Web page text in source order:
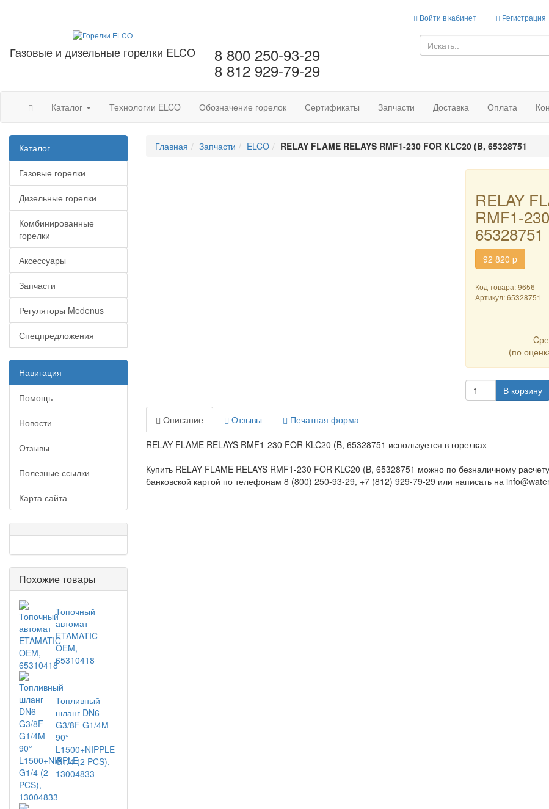
Газовые и дизельные горелки ELCO
Войти в кабинет Регистрация
8 800 250-93-29
8 812 929-79-29
Каталог Технологии ELCO Обозначение горелок Сертификаты Запчасти Доставка Оплата
Каталог
Газовые горелки
Дизельные горелки
Комбинированные
горелки
Аксессуары
Запчасти
Регуляторы Medenus
Спецпредложения
Навигация
Помощь
Новости
Отзывы
Полезные ссылки
Карта сайта
Похожие товары
Топочный
автомат
ETAMATIC
OEM,
65310418
Топливный
шланг DN6
G3/8F G1/4M
90°
L1500+NIPPLE
G1/4 (2 PCS),
13004833
Главная Запчасти ELCO RELAY FLAME RELAYS RMF1-230 FOR KLC20 (B, 65328751
RELAY
RMF1-
65328751
92 820 p
Код товара: 9656
Артикул:65328751
(по
В корзину
Описание Отзывы Печатная форма
RELAY FLAME RELAYS RMF1-230 FOR KLC20 (B, 65328751 используется в горелках
Купить RELAY FLAME RELAYS RMF1-230 FOR KLC20 (B, 65328751 можно по безналичному
банковской картой по телефонам 8 (800) 250-93-29, +7 (812) 929-79-29 или написать на